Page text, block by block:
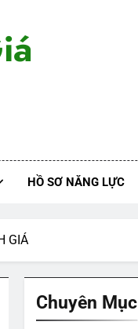
HỒ SƠ NĂNG LỰC
GIÁ
Chuyên Mục